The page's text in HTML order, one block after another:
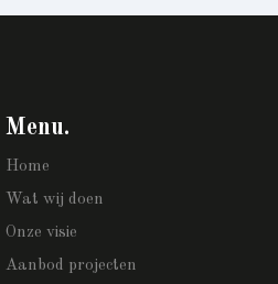
Menu.
Home
Wat wij doen
Onze visie
Aanbod projecten